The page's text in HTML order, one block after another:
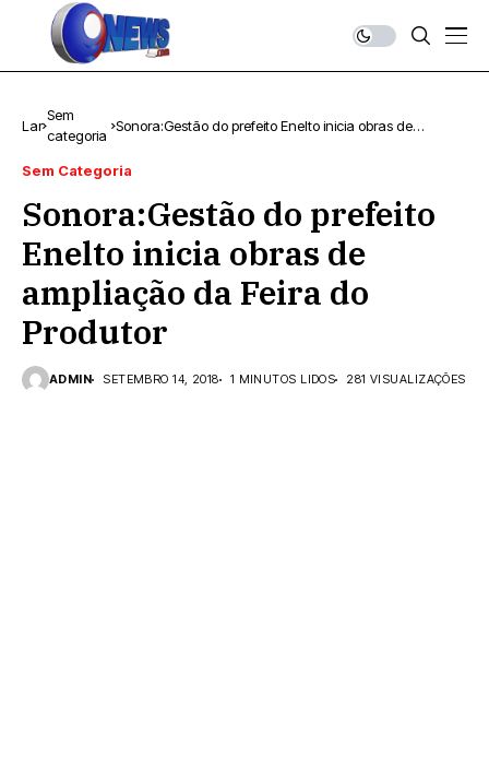
Lar
Sem
categoria
Sonora:Gestão do prefeito Enelto inicia obras de
Sem Categoria
Sonora:Gestão do prefeito
Enelto inicia obras de
ampliação da Feira do
Produtor
ADMIN SETEMBRO 14, 2018 1 MINUTOS LIDOS 281 VISUALIZAÇÕES